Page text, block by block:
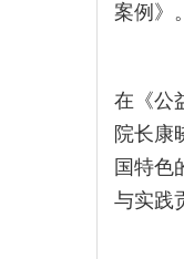
案例》。
在《公
院长康
国特色
与实践